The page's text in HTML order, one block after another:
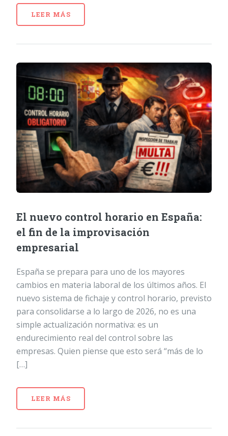
LEER MÁS
El nuevo control horario en España:
el fin de la improvisación
empresarial
España se prepara para uno de los mayores
cambios en materia laboral de los últimos años. El
nuevo sistema de fichaje y control horario, previsto
para consolidarse a lo largo de 2026, no es una
simple actualización normativa: es un
endurecimiento real del control sobre las
empresas. Quien piense que esto será “más de lo
[…]
LEER MÁS